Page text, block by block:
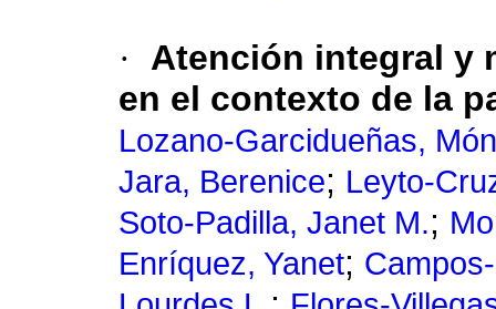
·
Atención integral y
en el contexto de la
Lozano-Garcidueñas,
Jara, Berenice; Leyto-
Soto-Padilla, Janet M.;
Enríquez, Yanet;